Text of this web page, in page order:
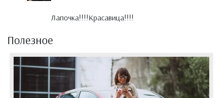
Лапочка!!!!Красавица!!!!
Полезное